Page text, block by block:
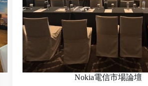
Nokia電信市場論壇